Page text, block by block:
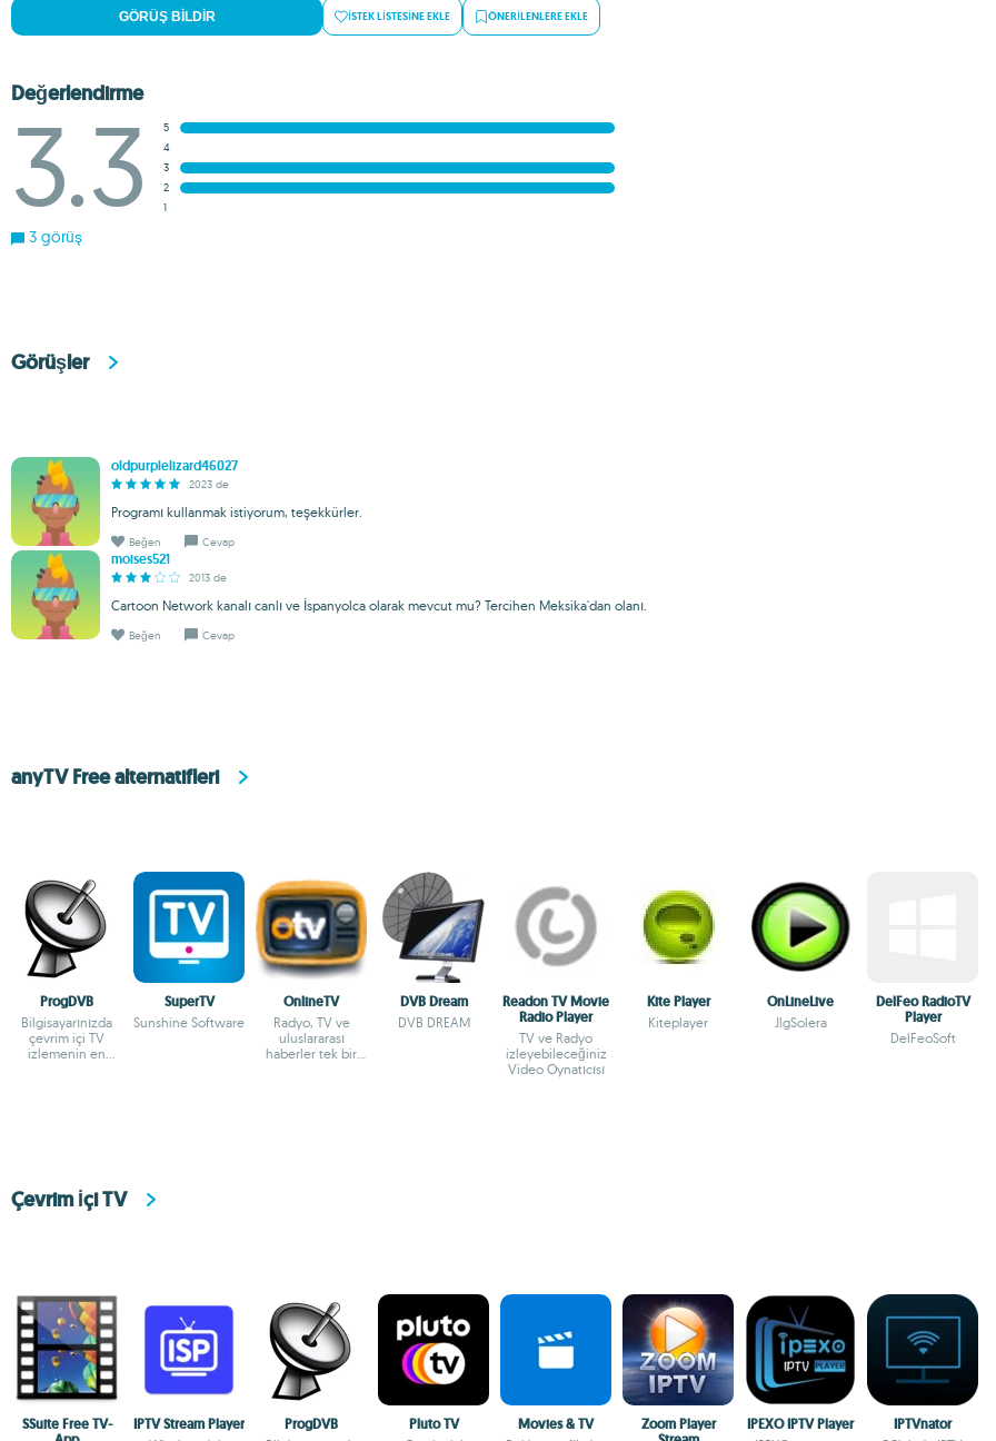
GÖRÜŞ BILDIR İSTEK LISTESINE EKLE ÖNERILENLERE EKLE
Değerlendirme
3.3
5
4
3
2
1
3 görüş
Görüşler
oldpurplelizard46027
2023 de
Programı kullanmak istiyorum, teşekkürler.
Beğen Cevap
moises521
2013 de
Cartoon Network kanalı canlı ve İspanyolca olarak mevcut mu? Tercihen Meksika'dan olanı.
Beğen Cevap
anyTV Free alternatifleri
ProgDVB
Bilgisayarınızda
çevrim içi TV
izlemenin en
SuperTV
Sunshine Software
OnlineTV
Radyo, TV ve
uluslararası
haberler tek bir
DVB Dream
DVB DREAM
Readon TV Movie
Radio Player
TV ve Radyo
izleyebileceğiniz
Video Oynatıcısı
Kite Player
Kiteplayer
OnLineLive
JlgSolera
DelFeo RadioTV
Player
DelFeoSoft
Çevrim İçi TV
SSuite Free TV-
IPTV Stream Player ProgDVB Pluto TV Movies & TV
Zoom Player
IPEXO IPTV Player IPTVnator